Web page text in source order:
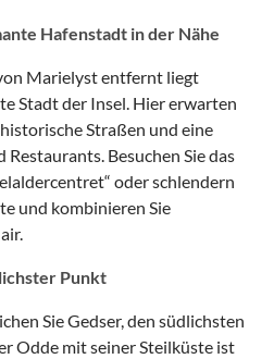
Hafenstadt in der Nähe
Marielyst entfernt liegt
Stadt der Insel. Hier erwarten
Straßen und eine
Besuchen Sie das
oder schlendern
und kombinieren Sie
Punkt
Sie Gedser, den südlichsten
Odde mit seiner Steilküste ist